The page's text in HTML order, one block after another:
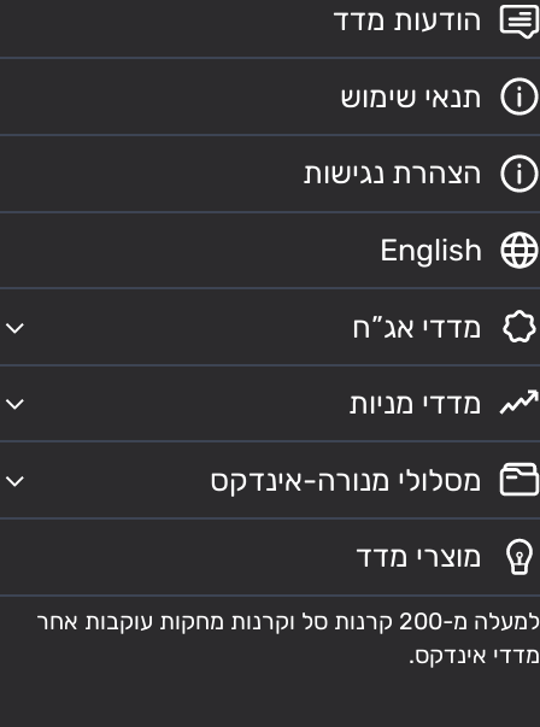
הודעות מדד
תנאי שימוש
הצהרת נגישות
English
מדדי אג”ח
מדדי מניות
מסלולי מנורה-אינדקס
מוצרי מדד
למעלה מ-200 קרנות סל וקרנות מחקות עוקבות אחר
מדדי אינדקס.